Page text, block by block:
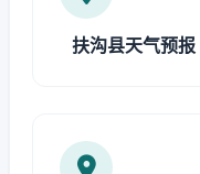
扶沟县天气预报